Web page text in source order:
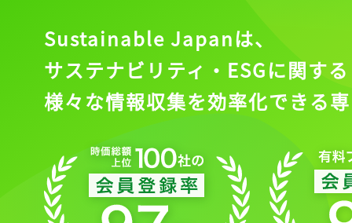
Sustainable Japanは、
サステナビリティ・ESGに関する
様々な情報収集を効率化できる